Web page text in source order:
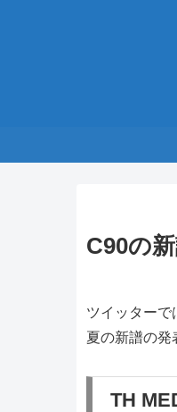
C90の
ツイッターで
夏の新譜の発
TH